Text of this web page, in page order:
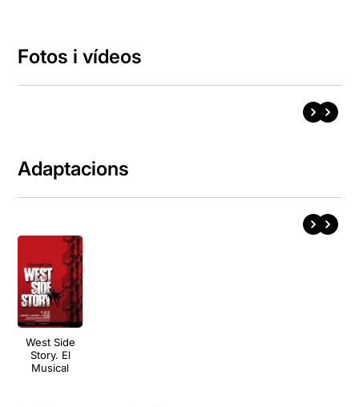
Fotos i vídeos
Adaptacions
West Side
Story. El
Musical